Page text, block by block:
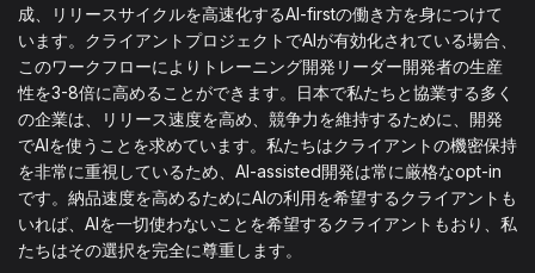
成、リリースサイクルを高速化するAI-firstの働き方を身につけて
います。クライアントプロジェクトでAIが有効化されている場合、
このワークフローによりトレーニング開発リーダー開発者の生産
性を3-8倍に高めることができます。日本で私たちと協業する多く
の企業は、リリース速度を高め、競争力を維持するために、開発
でAIを使うことを求めています。私たちはクライアントの機密保持
を非常に重視しているため、AI-assisted開発は常に厳格なopt-in
です。納品速度を高めるためにAIの利用を希望するクライアントも
いれば、AIを一切使わないことを希望するクライアントもおり、私
たちはその選択を完全に尊重します。